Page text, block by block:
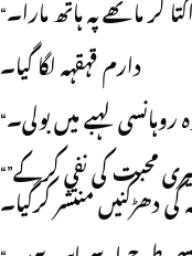
کر ماتھے پہ ہاتھ مارا۔
دارم قہقہہ لگا گيا۔
لہبے ميں بولی۔
“اور آپ بھی بہت برا کر رہی ہيں۔ ميری محبت کی نفی کرکے”
کی دھڑکنيں منتشر کرگيا۔